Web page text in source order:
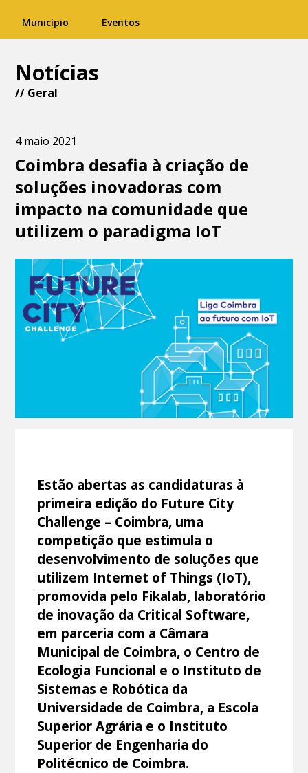
Município Eventos
Notícias
// Geral
4 maio 2021
Coimbra desafia à criação de
soluções inovadoras com
impacto na comunidade que
utilizem o paradigma IoT
Estão abertas as candidaturas à
primeira edição do Future City
Challenge – Coimbra, uma
competição que estimula o
desenvolvimento de soluções que
utilizem Internet of Things (IoT),
promovida pelo Fikalab, laboratório
de inovação da Critical Software,
em parceria com a Câmara
Municipal de Coimbra, o Centro de
Ecologia Funcional e o Instituto de
Sistemas e Robótica da
Universidade de Coimbra, a Escola
Superior Agrária e o Instituto
Superior de Engenharia do
Politécnico de Coimbra.